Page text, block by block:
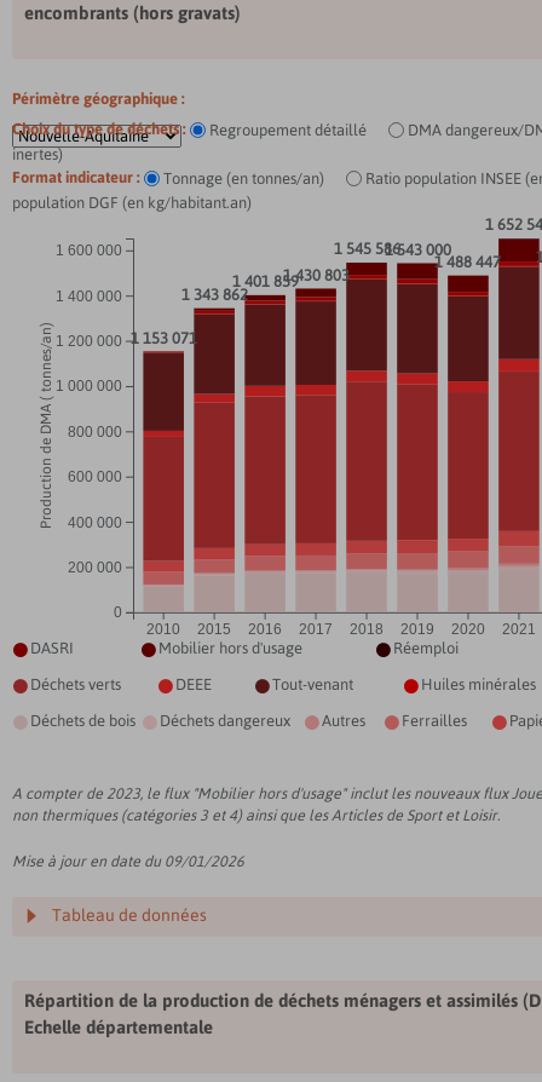
encombrants (hors gravats)
Périmètre géographique :
Choix du type de déchets :
Regroupement détaillé
DMA dangereux/
inertes)
Format indicateur :
Tonnage (en tonnes/an)
Ratio population INSEE
population DGF (en kg/habitant.an)
 Déchets de bois  Déchets dangereux Autres  Ferrailles 
 Déchets verts  DEEE Tout-venant  Huiles minérales
 DASRI  Mobilier hors d'usage  Réemploi
2010 2015 2016 2017 2018 2019 2020 2021
0
200 000
400 000
600 000
800 000
1 000 000
1 200 000
1 400 000
1 600 000
1 153 071
1 543 000
1 343 862
1 545 586
1 401 859
1 488 447
1 430 803
1 652
Production de DMA ( tonnes/an)
A compter de 2023, le flux "Mobilier hors d'usage" inclut les nouveaux flux
non thermiques (catégories 3 et 4) ainsi que les Articles de Sport et Loisir.
Mise à jour en date du 09/01/2026
Tableau de données
Répartition de la production de déchets ménagers et assimilés
Echelle départementale